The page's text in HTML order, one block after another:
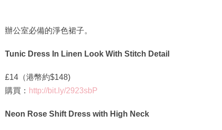
辦公室必備的淨色裙子。
Tunic Dress In Linen Look With Stitch Detail
£14（港幣約$148)
購買： http://bit.ly/2923sbP
Neon Rose Shift Dress with High Neck